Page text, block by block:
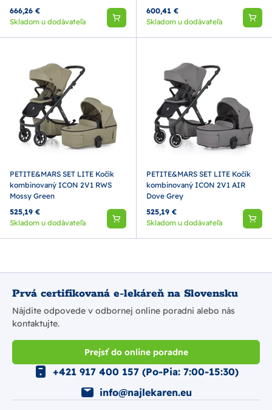
666,26 €
Skladom u dodávateľa
600,41 €
Skladom u dodávateľa
PETITE&MARS SET LITE Kočík
kombinovaný ICON 2V1 RWS
Mossy Green
525,19 €
Skladom u dodávateľa
PETITE&MARS SET LITE Kočík
kombinovaný ICON 2V1 AIR
Dove Grey
525,19 €
Skladom u dodávateľa
Prvá certifikovaná e-lekáreň na Slovensku
Nájdite odpovede v odbornej online poradni alebo nás
kontaktujte.
Prejsť do online poradne
+421 917 400 157 (Po-Pia: 7:00-15:30)
info@najlekaren.eu